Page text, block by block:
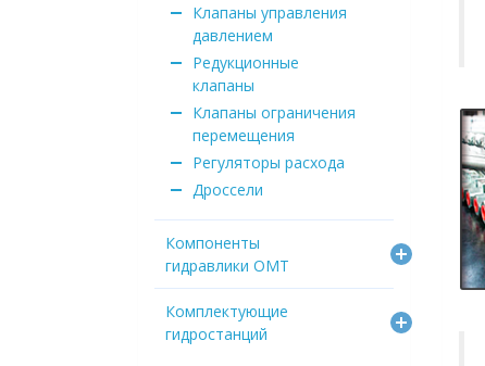
Клапаны управления
давлением
Редукционные
клапаны
Клапаны ограничения
перемещения
Регуляторы расхода
Дроссели
Компоненты
гидравлики OMT
Комплектующие
гидростанций